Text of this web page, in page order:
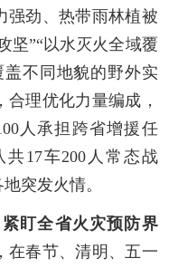
强劲、热带雨林植被
坚”“以水灭火全域覆
不同地貌的野外实
理优化力量编成，
人承担跨省增援任
17车200人常态战
突发火情。
盯全省火灾预防界
在春节、清明、五一